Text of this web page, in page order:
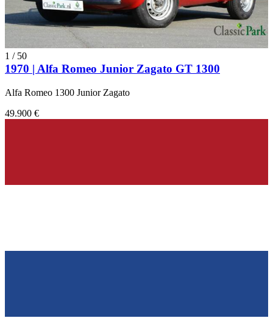
1 / 50
1970 | Alfa Romeo Junior Zagato GT 1300
Alfa Romeo 1300 Junior Zagato
49.900 €